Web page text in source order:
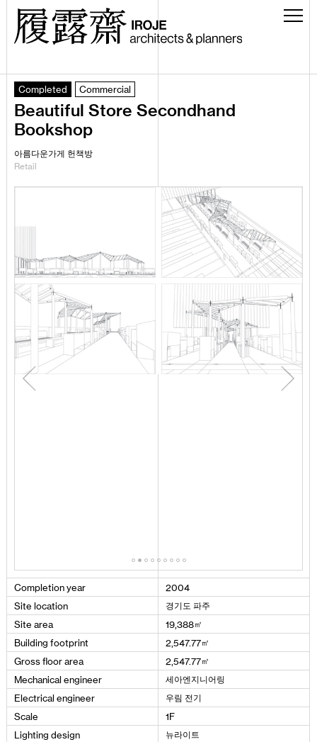
Completed Commercial
Beautiful Store Secondhand
Bookshop
아름다운가게 헌책방
Retail
Completion year
2004
Site location
경기도 파주
Site area 19 388㎡
Building footprint 2 547.77㎡
Gross floor area 2 547.77㎡
Mechanical engineer
세아엔지니어링
Electrical engineer
우림 전기
Scale
1F
Lighting design 뉴라이트